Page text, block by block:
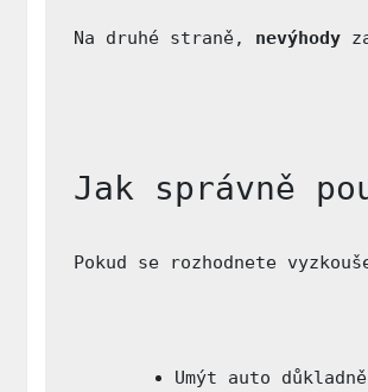
Na druhé straně, nevýhody
Jak správně
Pokud se rozhodnete
Umýt auto